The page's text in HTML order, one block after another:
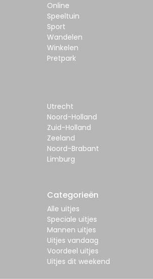
Online
Speeltuin
Sport
Wandelen
Winkelen
Pretpark
Utrecht
Noord-Holland
Zuid-Holland
Zeeland
Noord-Brabant
Limburg
Categorieën
Alle uitjes
Speciale uitjes
Mannen uitjes
Uitjes vandaag
Voordeel uitjes
Uitjes dit weekend